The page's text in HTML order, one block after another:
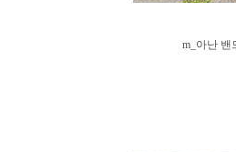
m_아난 밴